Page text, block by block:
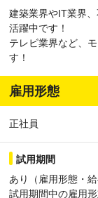
建築業界やIT業界
活躍中です！
テレビ業界など、
す！
雇用形態
正社員
試用期間
あり（雇用形態・
試用期間中の雇用